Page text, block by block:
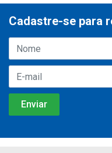
Cadastre-se para